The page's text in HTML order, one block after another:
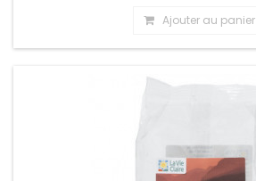
Ajouter au panier